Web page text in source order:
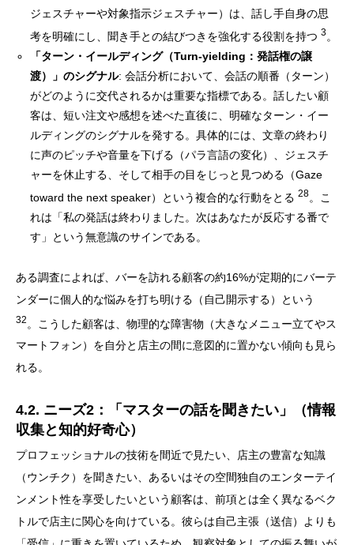
ジェスチャーや対象指示ジェスチャー）は、話し手自身の思
考を明確にし、聞き手との結びつきを強化する役割を持つ3。
「ターン・イールディング（Turn-yielding：発話権の譲
渡）」のシグナル: 会話分析において、会話の順番（ターン）
がどのように交代されるかは重要な指標である。話したい顧
客は、短い注文や感想を述べた直後に、明確なターン・イー
ルディングのシグナルを発する。具体的には、文章の終わり
に声のピッチや音量を下げる（パラ言語の変化）、ジェスチ
ャーを休止する、そして相手の目をじっと見つめる（Gaze
toward the next speaker）という複合的な行動をとる28。こ
れは「私の発話は終わりました。次はあなたが反応する番で
す」という無意識のサインである。
ある調査によれば、バーを訪れる顧客の約16%が定期的にバーテ
ンダーに個人的な悩みを打ち明ける（自己開示する）という
32 。こうした顧客は、物理的な障害物（大きなメニュー立てやス
マートフォン）を自分と店主の間に意図的に置かない傾向も見ら
れる。
4.2. ニーズ2：「マスターの話を聞きたい」（情報
収集と知的好奇心）
プロフェッショナルの技術を間近で見たい、店主の豊富な知識
（ウンチク）を聞きたい、あるいはその空間独自のエンターテイ
ンメント性を享受したいという顧客は、前項とは全く異なるベク
トルで店主に関心を向けている。彼らは自己主張（送信）よりも